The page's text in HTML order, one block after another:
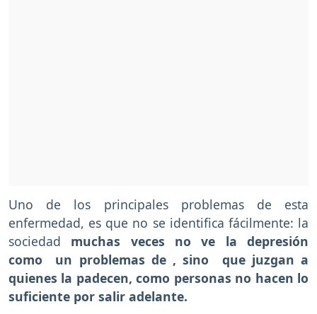
Uno de los principales problemas de esta
enfermedad, es que no se identifica fácilmente: la
sociedad muchas veces no ve la depresión
como un problemas de , sino que juzgan a
quienes la padecen, como personas no hacen lo
suficiente por salir adelante.